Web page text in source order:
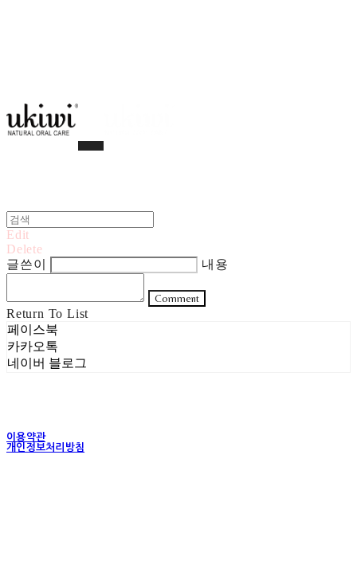
Edit
Delete
글쓴이
내용
Comment
Return To List
페이스북
카카오톡
네이버 블로그
이용약관
개인정보처리방침